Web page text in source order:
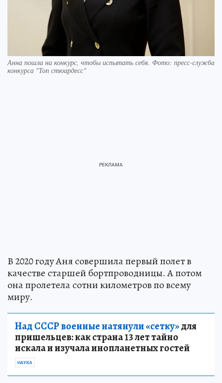
Анна пошла на конкурс, чтобы испытать себя. Фото: пресс-служба
конкурса "Топ стюардесс"
В 2020 году Аня совершила первый полет в
качестве старшей бортпроводницы. А потом
она пролетела сотни километров по всему
миру.
Над СССР военные натянули «сетку»для
пришельцев: как страна 13 лет тайно
искала и изучала инопланетных гостей
НАУКА